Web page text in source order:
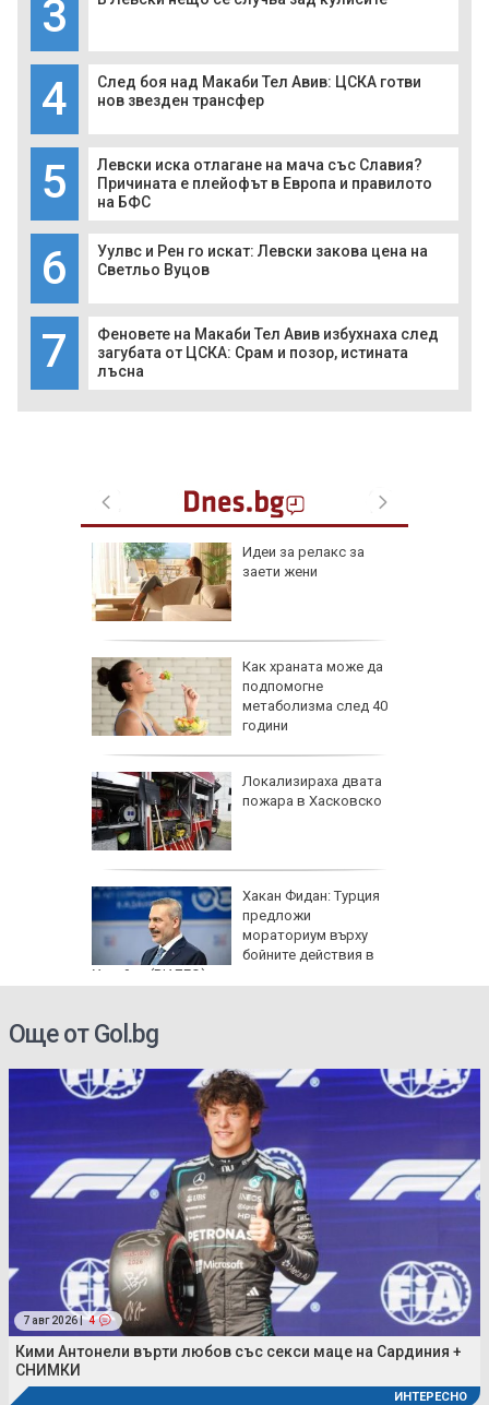
3
4
След боя над Макаби Тел Авив: ЦСКА готви
нов звезден трансфер
5
Левски иска отлагане на мача със Славия?
Причината е плейофът в Европа и правилото
на БФС
6
Уулвс и Рен го искат: Левски закова цена на
Светльо Вуцов
7
Феновете на Макаби Тел Авив избухнаха след
загубата от ЦСКА: Срам и позор, истината
лъсна
Идеи за релакс за
заети жени
Как храната може да
подпомогне
метаболизма след 40
години
Локализираха двата
пожара в Хасковско
Хакан Фидан: Турция
предложи
мораториум върху
бойните действия в
Украйна (ВИДЕО)
Още от Gol.bg
7 авг 2026 | 4
Кими Антонели върти любов със секси маце на Сардиния +
СНИМКИ
ИНТЕРЕСНО